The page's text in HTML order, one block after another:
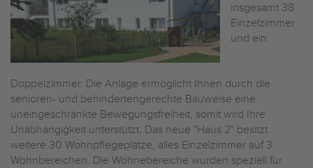
insgesamt 38
Einzelzimmer
und ein
Doppelzimmer. Die Anlage ermöglicht Ihnen durch die
senioren- und behindertengerechte Bauweise eine
uneingeschränkte Bewegungsfreiheit, somit wird Ihre
Unabhängigkeit unterstützt. Das neue "Haus 2" besitzt
weitere 30 Wohnpflegeplätze, alles Einzelzimmer auf 3
Wohnbereichen. Die Wohnebereiche wurden speziell für